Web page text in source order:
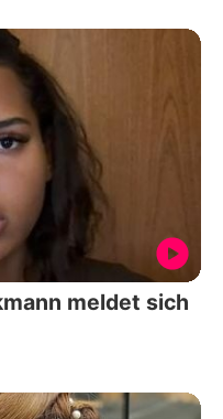
meldet sich